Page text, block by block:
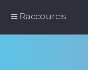
Raccourcis